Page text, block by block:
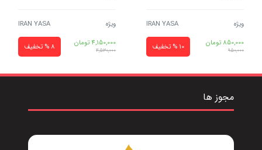
ویژه
IRAN YASA
850,000 تومان
950,000 10 % تخفیف
ویژه
IRAN YASA
4,150,000 تومان
4,530,000 8 % تخفیف
مجوز ها